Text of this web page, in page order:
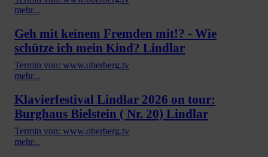
mehr...
Geh mit keinem Fremden mit!? - Wie
schütze ich mein Kind? Lindlar
Termin von: www.oberberg.tv
mehr...
Klavierfestival Lindlar 2026 on tour:
Burghaus Bielstein ( Nr. 20) Lindlar
Termin von: www.oberberg.tv
mehr...